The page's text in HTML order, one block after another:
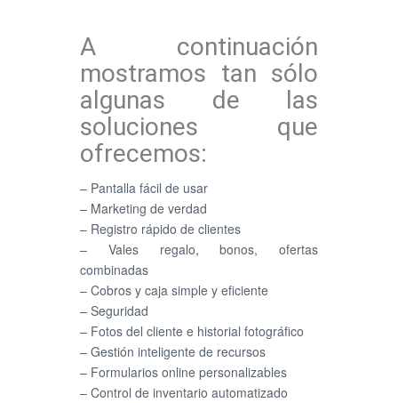
A continuación
mostramos tan sólo
algunas de las
soluciones que
ofrecemos:
– Pantalla fácil de usar
– Marketing de verdad
– Registro rápido de clientes
– Vales regalo, bonos, ofertas
combinadas
– Cobros y caja simple y eficiente
– Seguridad
– Fotos del cliente e historial fotográfico
– Gestión inteligente de recursos
– Formularios online personalizables
– Control de inventario automatizado